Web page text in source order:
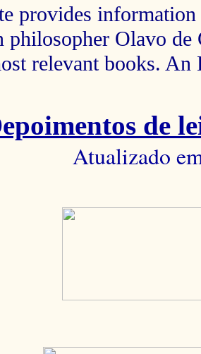
provides
philosopher Olavo de
relevant books.
de
Atualizado